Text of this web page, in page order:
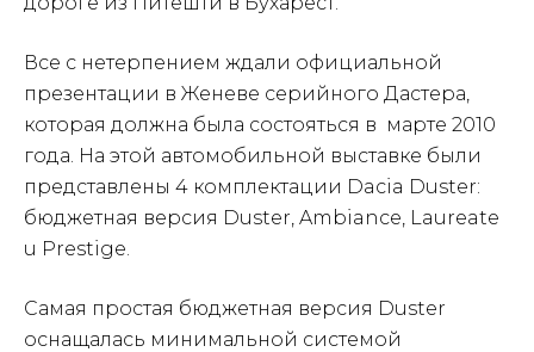
Все с нетерпением ждали официальной
презентации в Женеве серийного Дастера,
которая должна была состояться в марте 2010
года. На этой автомобильной выставке были
представлены 4 комплектации Dacia Duster:
бюджетная версия Duster, Ambiance, Laureate
u Prestige.
Самая простая бюджетная версия Duster
оснащалась минимальной системой